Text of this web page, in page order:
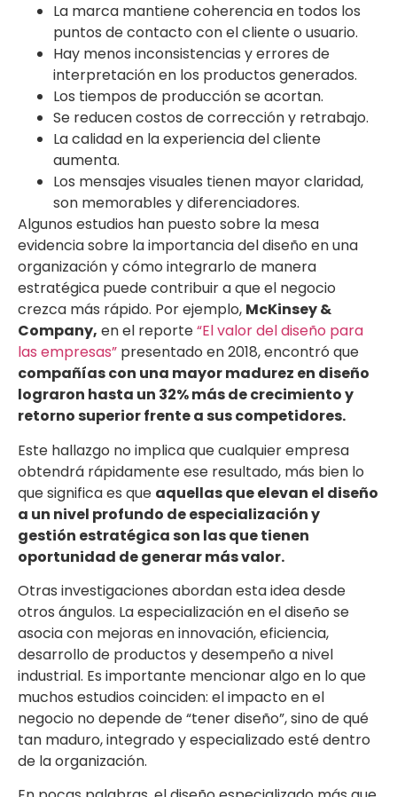
La marca mantiene coherencia en todos los
puntos de contacto con el cliente o usuario.
Hay menos inconsistencias y errores de
interpretación en los productos generados.
Los tiempos de producción se acortan.
Se reducen costos de corrección y retrabajo.
La calidad en la experiencia del cliente
aumenta.
Los mensajes visuales tienen mayor claridad,
son memorables y diferenciadores.
Algunos estudios han puesto sobre la mesa
evidencia sobre la importancia del diseño en una
organización y cómo integrarlo de manera
estratégica puede contribuir a que el negocio
crezca más rápido. Por ejemplo, McKinsey &
Company, en el reporte“El valor del diseño para
las empresas” presentado en 2018, encontró que
compañías con una mayor madurez en diseño
lograron hasta un 32% más de crecimiento y
retorno superior frente a sus competidores.
Este hallazgo no implica que cualquier empresa
obtendrá rápidamente ese resultado, más bien lo
que significa es que aquellas que elevan el diseño
a un nivel profundo de especialización y
gestión estratégica son las que tienen
oportunidad de generar más valor.
Otras investigaciones abordan esta idea desde
otros ángulos. La especialización en el diseño se
asocia con mejoras en innovación, eficiencia,
desarrollo de productos y desempeño a nivel
industrial. Es importante mencionar algo en lo que
muchos estudios coinciden: el impacto en el
negocio no depende de “tener diseño”, sino de qué
tan maduro, integrado y especializado esté dentro
de la organización.